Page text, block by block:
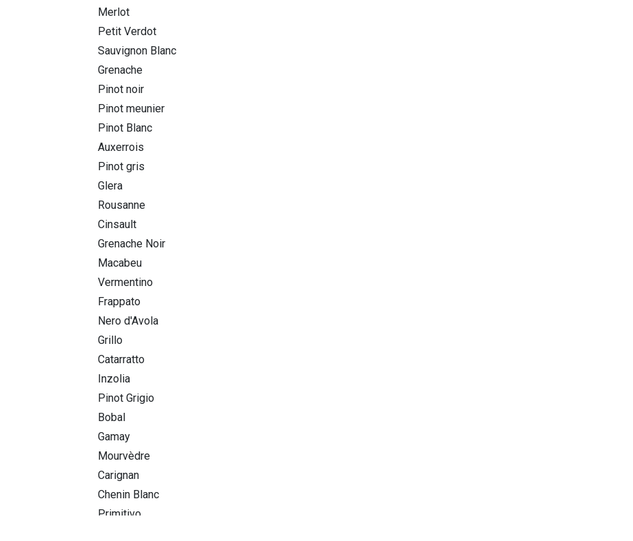
Merlot
Petit Verdot
Sauvignon Blanc
Grenache
Pinot noir
Pinot meunier
Pinot Blanc
Auxerrois
Pinot gris
Glera
Rousanne
Cinsault
Grenache Noir
Macabeu
Vermentino
Frappato
Nero d'Avola
Grillo
Catarratto
Inzolia
Pinot Grigio
Bobal
Gamay
Mourvèdre
Carignan
Chenin Blanc
Primitivo